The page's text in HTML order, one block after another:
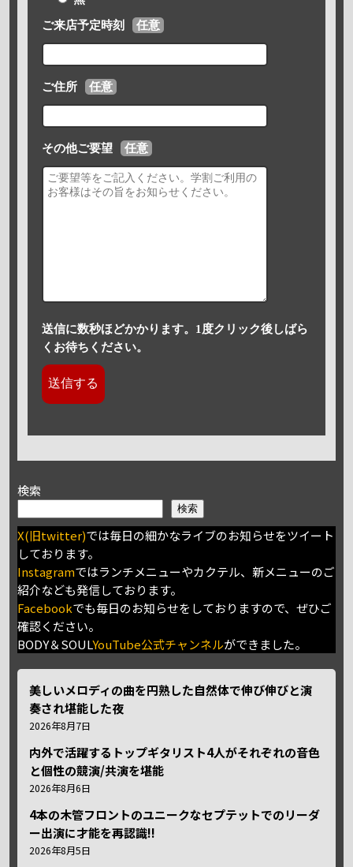
ご来店予定時刻 任意
ご住所 任意
その他ご要望 任意
送信に数秒ほどかかります。1度クリック後しばら
くお待ちください。
検索
検索
X(旧twitter)では毎日の細かなライブのお知らせをツイート
しております。
Instagramではランチメニューやカクテル、新メニューのご
紹介なども発信しております。
Facebookでも毎日のお知らせをしておりますので、ぜひご
確認ください。
BODY＆SOULYouTube公式チャンネルができました。
美しいメロディの曲を円熟した自然体で伸び伸びと演
奏され堪能した夜
2026年8月7日
内外で活躍するトップギタリスト4人がそれぞれの音色
と個性の競演/共演を堪能
2026年8月6日
4本の木管フロントのユニークなセプテットでのリーダ
ー出演に才能を再認識!!
2026年8月5日